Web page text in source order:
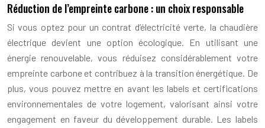
Réduction de l’empreinte carbone : un choix responsable
Si vous optez pour un contrat d’électricité verte, la chaudière
électrique devient une option écologique. En utilisant une
énergie renouvelable, vous réduisez considérablement votre
empreinte carbone et contribuez à la transition énergétique. De
plus, vous pouvez mettre en avant les labels et certifications
environnementales de votre logement, valorisant ainsi votre
engagement en faveur du développement durable. Les labels